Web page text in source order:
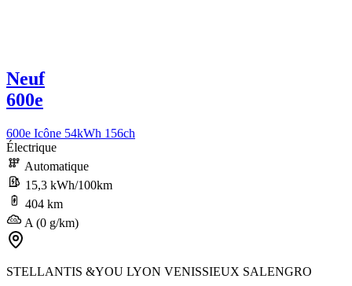
Neuf
600e
600e Icône 54kWh 156ch
Électrique
Automatique
15,3 kWh/100km
404 km
A (0 g/km)
STELLANTIS &YOU LYON VENISSIEUX SALENGRO